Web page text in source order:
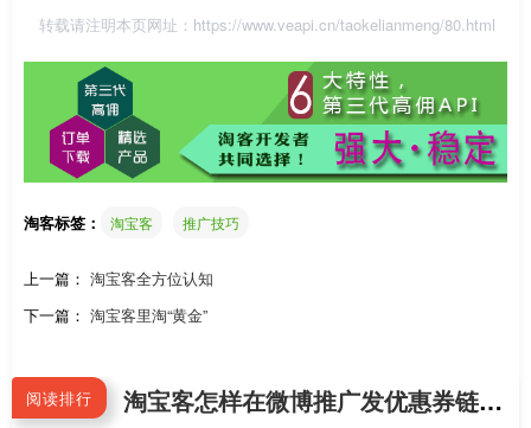
转载请注明本页网址： https://www.veapi.cn/taokelianmeng/80.html
淘客标签： 淘宝客 推广技巧
上一篇： 淘宝客全方位认知
下一篇： 淘宝客里淘“黄金”
阅读排行 淘宝客怎样在微博推广发优惠券链接不会被屏蔽拦截？手机新浪微博APP怎么直接跳到淘宝APP领券？